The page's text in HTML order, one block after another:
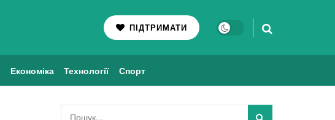
ПІДТРИМАТИ
Економіка Технології Спорт